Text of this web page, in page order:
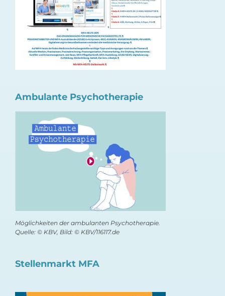
Ambulante Psychotherapie
Möglichkeiten der ambulanten Psychotherapie.
Quelle: © KBV, Bild: © KBV/116117.de
Stellenmarkt MFA